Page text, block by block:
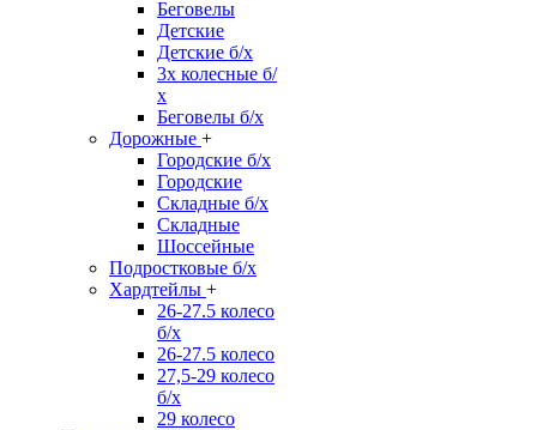
Беговелы
Детские
Детские б/х
3х колесные б/
х
Беговелы б/х
Дорожные +
Городские б/х
Городские
Складные б/х
Складные
Шоссейные
Подростковые б/х
Хардтейлы +
26-27.5 колесо
б/х
26-27.5 колесо
27,5-29 колесо
б/х
29 колесо